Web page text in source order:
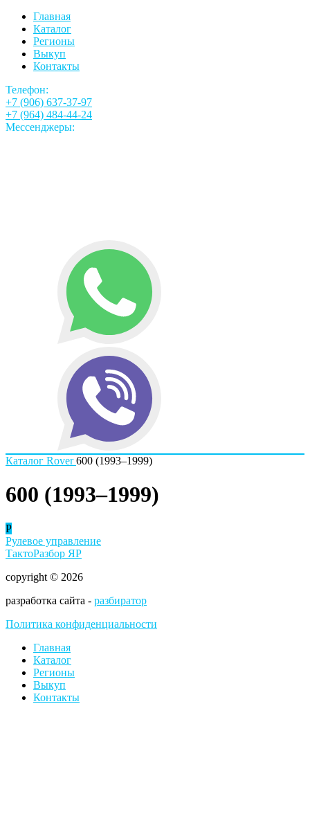
Главная
Каталог
Регионы
Выкуп
Контакты
Телефон:
+7 (906) 637-37-97
+7 (964) 484-44-24
Мессенджеры:
Каталог Rover 600 (1993–1999)
600 (1993–1999)
Р
Рулевое управление
ТактоРазбор ЯР
copyright © 2026
разработка сайта - разбиратор
Политика конфиденциальности
Главная
Каталог
Регионы
Выкуп
Контакты